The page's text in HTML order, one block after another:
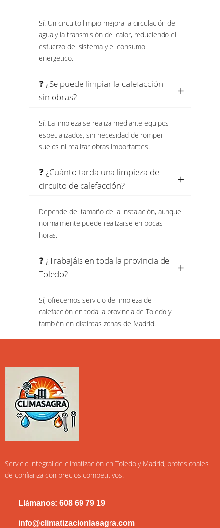
Sí. Un circuito limpio mejora la circulación del
agua y la transmisión del calor, reduciendo el
esfuerzo del sistema y el consumo
energético.
❓ ¿Se puede limpiar la calefacción
sin obras?
Sí. La limpieza se realiza mediante equipos
especializados, sin necesidad de romper
suelos ni realizar obras importantes.
❓ ¿Cuánto tarda una limpieza de
circuito de calefacción?
Depende del tamaño de la instalación, aunque
normalmente puede realizarse en pocas
horas.
❓ ¿Trabajáis en toda la provincia de
Toledo?
Sí, ofrecemos servicio de limpieza de
calefacción en toda la provincia de Toledo y
también en distintas zonas de Madrid.
Servicio integral de climatización en Toledo y Madrid, profesionales
de confianza con precios competitivos.
Llámanos: 608 69 79 19
info@climatizacionlasagra.com